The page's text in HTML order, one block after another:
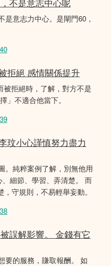
是意志力中心。是閘門60，
拒絕 感情關係提升
拒絕時，了解，對方不是
」不適合他當下。
玟小心謹慎努力盡力
。純粹案例了解，別無他用
細節、學習、弄清楚。 而
守規則，不易輕舉妄動。
誤解影響。 金錢有它
要的服務，賺取報酬。 如